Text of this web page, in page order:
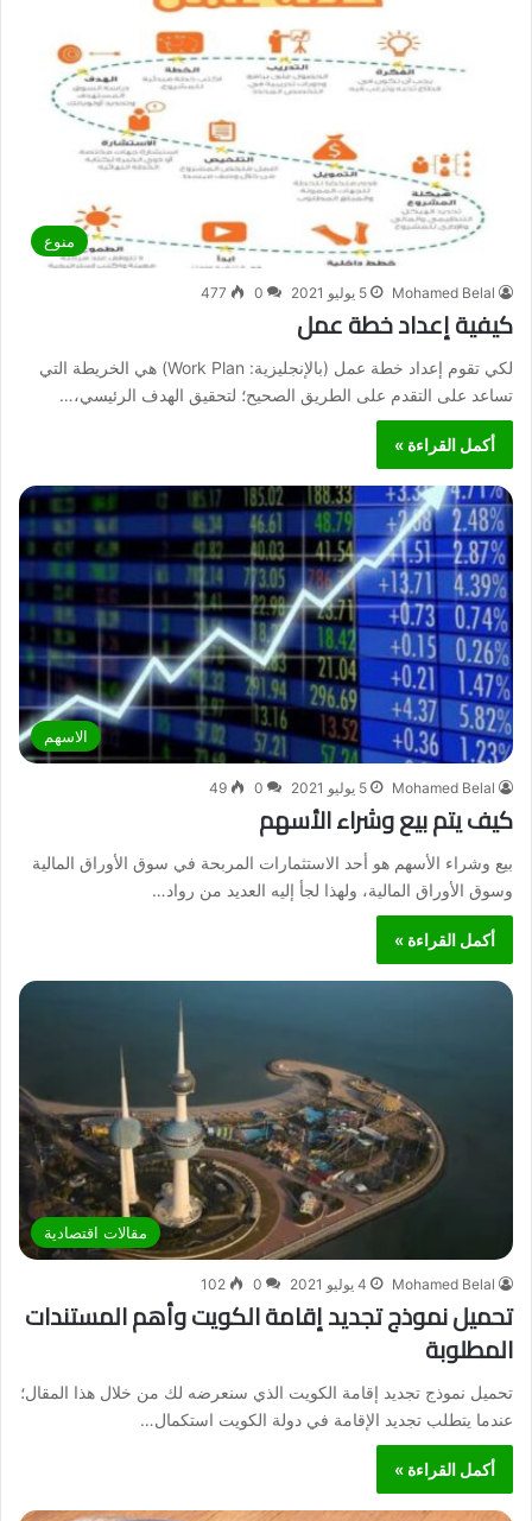
منوع
Mohamed Belal 5 يوليو 2021 0
477
كيفية إعداد خطة عمل
لكي تقوم إعداد خطة عمل (بالإنجليزية: Work Plan) هي الخريطة التي
تساعد على التقدم على الطريق الصحيح؛ لتحقيق الهدف الرئيسي،…
أكمل القراءة »
الاسهم
Mohamed Belal 5 يوليو 2021 0
49
كيف يتم بيع وشراء الأسهم
بيع وشراء الأسهم هو أحد الاستثمارات المربحة في سوق الأوراق المالية
وسوق الأوراق المالية، ولهذا لجأ إليه العديد من رواد…
أكمل القراءة »
مقالات اقتصادية
Mohamed Belal 4 يوليو 2021 0
102
تحميل نموذج تجديد إقامة الكويت وأهم المستندات
المطلوبة
تحميل نموذج تجديد إقامة الكويت الذي سنعرضه لك من خلال هذا المقال؛
عندما يتطلب تجديد الإقامة في دولة الكويت استكمال…
أكمل القراءة »